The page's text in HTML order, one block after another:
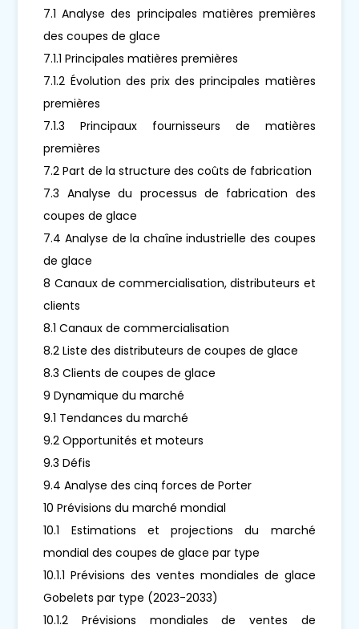
7.1 Analyse des principales matières premières
des coupes de glace
7.1.1 Principales matières premières
7.1.2 Évolution des prix des principales matières
premières
7.1.3 Principaux fournisseurs de matières
premières
7.2 Part de la structure des coûts de fabrication
7.3 Analyse du processus de fabrication des
coupes de glace
7.4 Analyse de la chaîne industrielle des coupes
de glace
8 Canaux de commercialisation, distributeurs et
clients
8.1 Canaux de commercialisation
8.2 Liste des distributeurs de coupes de glace
8.3 Clients de coupes de glace
9 Dynamique du marché
9.1 Tendances du marché
9.2 Opportunités et moteurs
9.3 Défis
9.4 Analyse des cinq forces de Porter
10 Prévisions du marché mondial
10.1 Estimations et projections du marché
mondial des coupes de glace par type
10.1.1 Prévisions des ventes mondiales de glace
Gobelets par type (2023-2033)
10.1.2 Prévisions mondiales de ventes de